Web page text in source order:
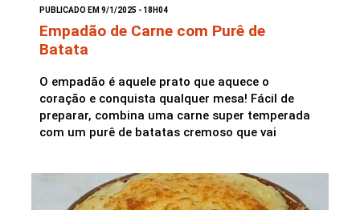
PUBLICADO EM 9/1/2025 - 18H04
Empadão de Carne com Purê de
Batata
O empadão é aquele prato que aquece o
coração e conquista qualquer mesa! Fácil de
preparar, combina uma carne super temperada
com um purê de batatas cremoso que vai